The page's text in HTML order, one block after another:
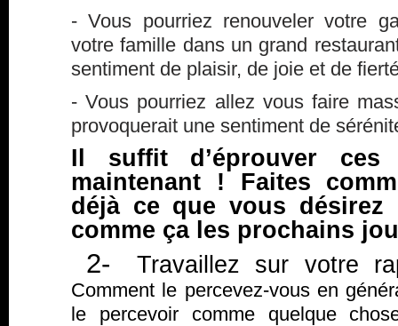
- Vous pourriez renouveler votre
votre famille dans un grand
sentiment de plaisir, de joie et de
- Vous pourriez allez vous faire
provoquerait une sentiment de
Il suffit d’éprouver ces
maintenant ! Faites
déjà ce que vous
comme ça les prochains
2- Travaillez sur votre
Comment le percevez-vous en
le percevoir comme quelque